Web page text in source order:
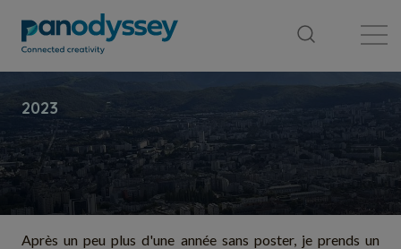
Après un peu plus d'une année sans poster, je prends un